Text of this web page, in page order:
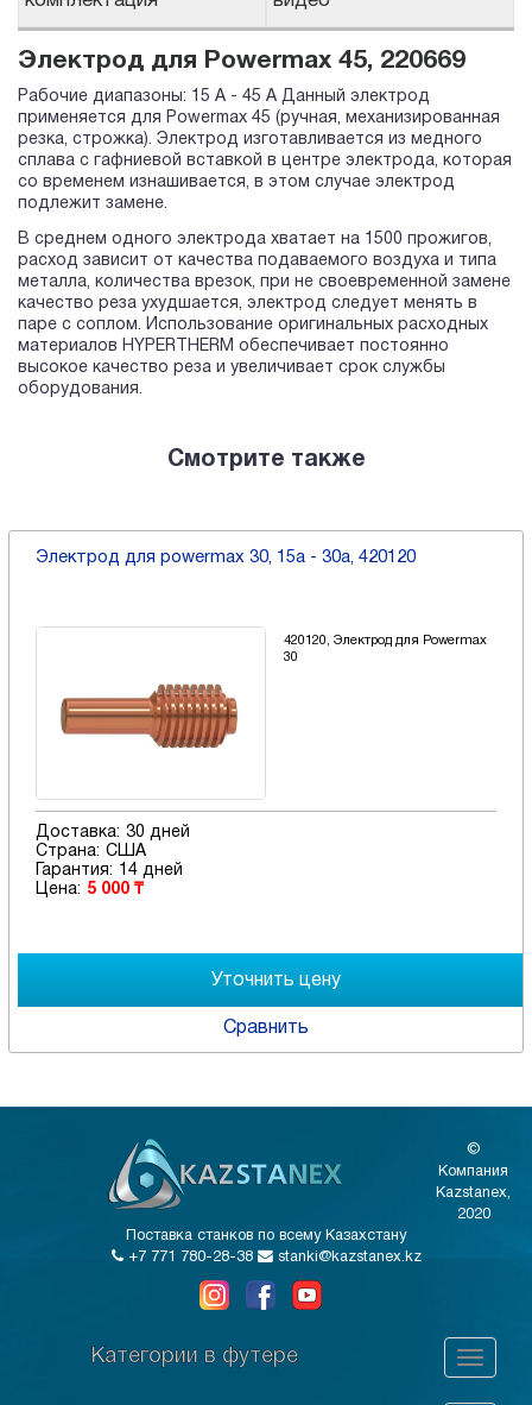
Электрод для Powermax 45, 220669
Рабочие диапазоны: 15 A - 45 A Данный электрод
применяется для Powermax 45 (ручная, механизированная
резка, строжка). Электрод изготавливается из медного
сплава с гафниевой вставкой в центре электрода, которая
со временем изнашивается, в этом случае электрод
подлежит замене.
В среднем одного электрода хватает на 1500 прожигов,
расход зависит от качества подаваемого воздуха и типа
металла, количества врезок, при не своевременной замене
качество реза ухудшается, электрод следует менять в
паре с соплом. Использование оригинальных расходных
материалов HYPERTHERM обеспечивает постоянно
высокое качество реза и увеличивает срок службы
оборудования.
Смотрите также
Электрод для powermax 30, 15a - 30a, 420120
420120, Электрод для Powermax
30
Доставка: 30 дней
Страна: США
Гарантия:
14 дней
Цена: 5 000 ₸
Сравнить
©
Компания
Kazstanex,
2020
Поставка станков по всему Казахстану
+7 771 780-28-38
stanki@kazstanex.kz
Категории в футере